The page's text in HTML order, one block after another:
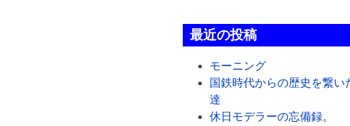
最近の投稿
モーニング
国鉄時代からの歴史を繋い
達
休日モデラーの忘備録。